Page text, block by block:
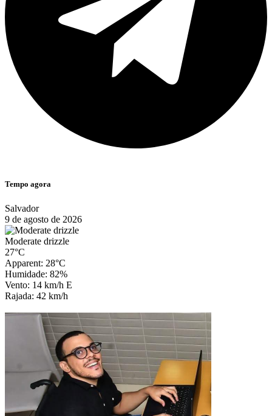
Tempo agora
Salvador
9 de agosto de 2026
Moderate drizzle
27°C
Apparent: 28°C
Humidade: 82%
Vento: 14 km/h E
Rajada: 42 km/h